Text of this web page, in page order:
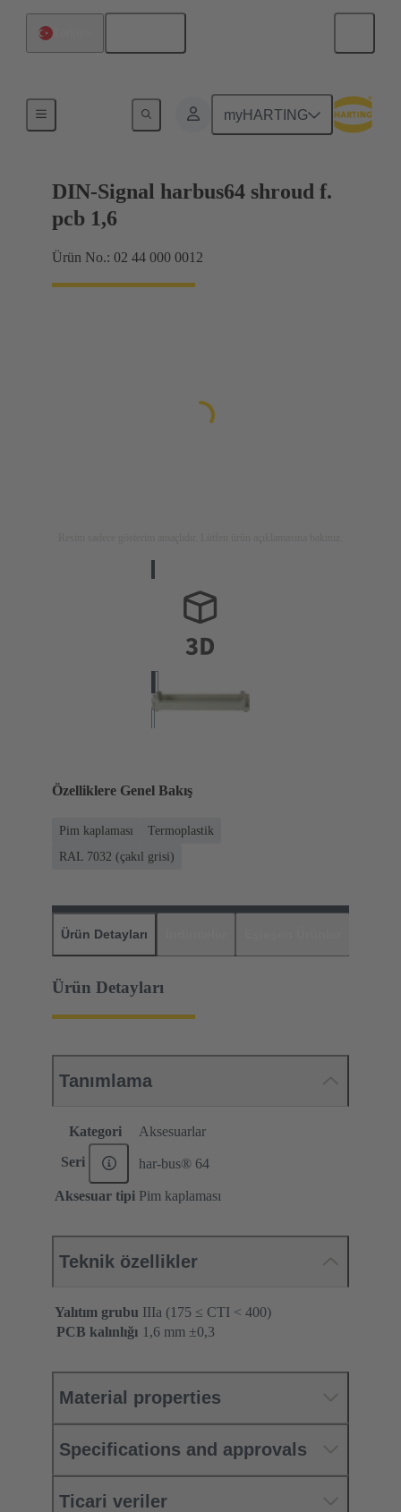
myHARTING
Anakarttan ek karta bağlantı
DIN-Signal harbus64 shroud f.
pcb 1,6
Ürün No.: 02 44 000 0012
Özelliklere Genel Bakış
Pim kaplaması
Termoplastik
RAL 7032 (çakıl grisi)
Ürün Detayları
Ürün Detayları
Tanımlama
Kategori Aksesuarlar
Seri har-bus® 64
Aksesuar tipi Pim kaplaması
Teknik özellikler
Yalıtım grubu IIIa (175 ≤ CTI < 400)
PCB kalınlığı ‌1,6 mm ±0,3 ‌
Material properties
Specifications and approvals
Ticari veriler